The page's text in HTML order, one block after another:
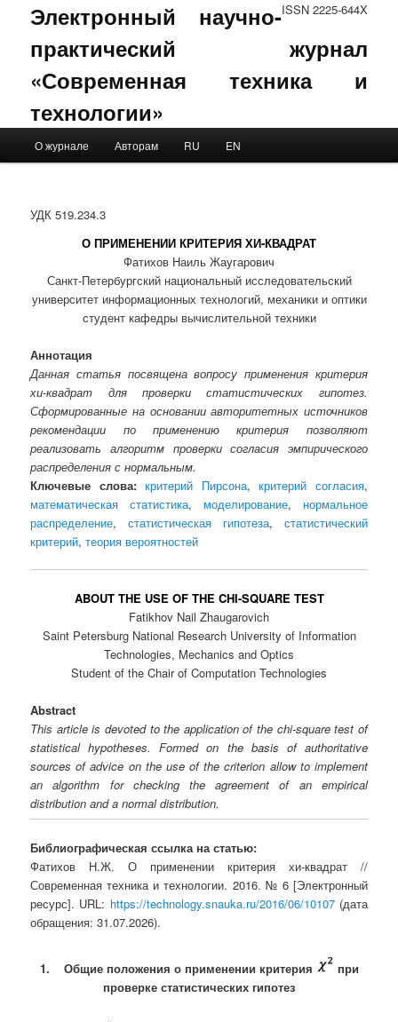
ISSN 2225-644X
Электронный научно-
практический журнал
«Современная техника и
технологии»
Skip to primary content
Skip to secondary content
О журнале Авторам RU EN
УДК 519.234.3
О ПРИМЕНЕНИИ КРИТЕРИЯ ХИ-КВАДРАТ
Фатихов Наиль Жаугарович
Санкт-Петербургский национальный исследовательский
университет информационных технологий, механики и оптики
студент кафедры вычислительной техники
Аннотация
Данная статья посвящена вопросу применения критерия
хи-квадрат для проверки статистических гипотез.
Сформированные на основании авторитетных источников
рекомендации по применению критерия позволяют
реализовать алгоритм проверки согласия эмпирического
распределения с нормальным.
Ключевые слова: критерий Пирсона,критерий согласия,
математическая статистика, моделирование, нормальное
распределение,статистическая гипотеза, статистический
критерий,теория вероятностей
ABOUT THE USE OF THE CHI-SQUARE TEST
Fatikhov Nail Zhaugarovich
Saint Petersburg National Research University of Information
Technologies, Mechanics and Optics
Student of the Chair of Computation Technologies
Abstract
This article is devoted to the application of the chi-square test of
statistical hypotheses. Formed on the basis of authoritative
sources of advice on the use of the criterion allow to implement
an algorithm for checking the agreement of an empirical
distribution and a normal distribution.
Библиографическая ссылка на статью:
Фатихов Н.Ж. О применении критерия хи-квадрат //
Современная техника и технологии. 2016. № 6 [Электронный
ресурс]. URL: https://technology.snauka.ru/2016/06/10107(дата
обращения: 31.07.2026).
1. Общие положения о применении критерия
при
проверке статистических гипотез